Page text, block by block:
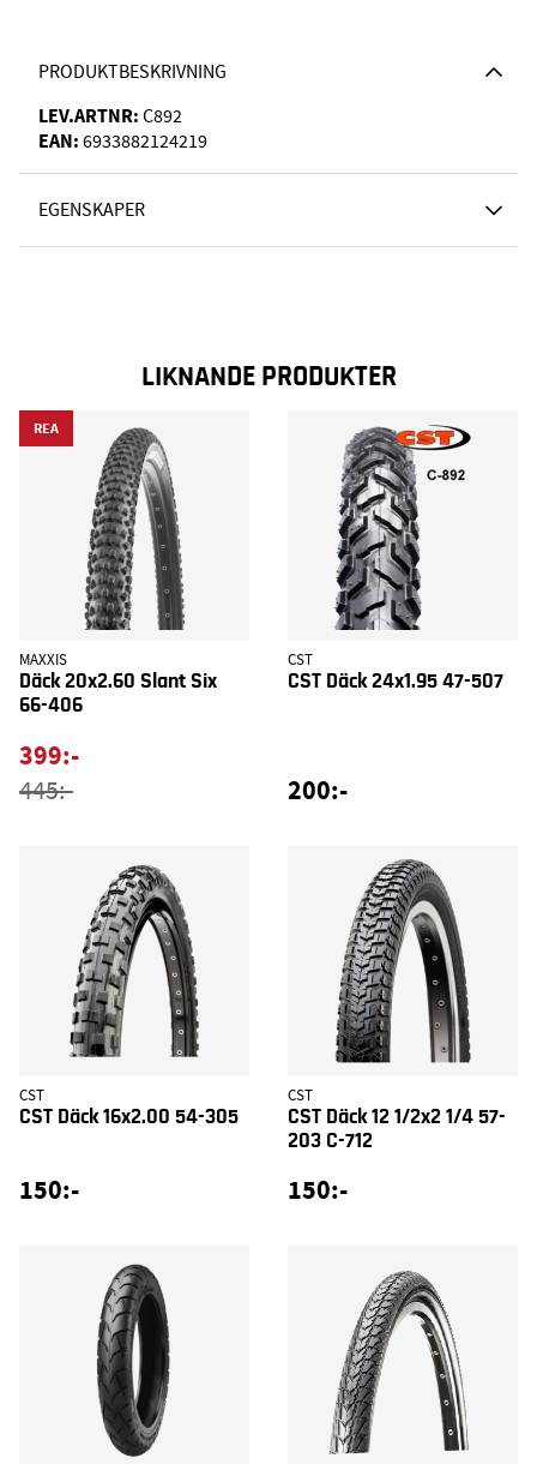
PRODUKTBESKRIVNING
LEV.ARTNR: C892
EAN: 6933882124219
EGENSKAPER
LIKNANDE PRODUKTER
REA
MAXXIS
Däck 20x2.60 Slant Six
66-406
399:-
445:-
CST
CST Däck 24x1.95 47-507
200:-
CST
CST Däck 16x2.00 54-305
150:-
CST
CST Däck 12 1/2x2 1/4 57-
203 C-712
150:-